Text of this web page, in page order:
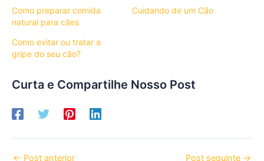
Como preparar comida
natural para cães
Cuidando de um Cão
Como evitar ou tratar a
gripe do seu cão?
Curta e Compartilhe Nosso Post
← Post anterior Post seguinte →